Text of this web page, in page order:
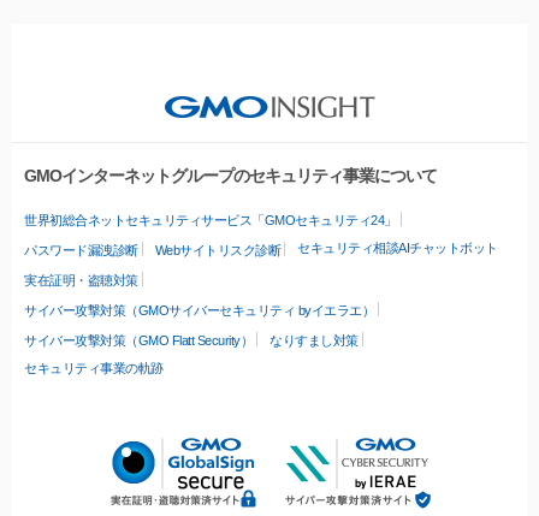
GMOインターネットグループのセキュリティ事業について
世界初総合ネットセキュリティサービス「GMOセキュリティ24」
パスワード漏洩診断 Webサイトリスク診断 セキュリティ相談AIチャットボット
実在証明・盗聴対策
サイバー攻撃対策（GMOサイバーセキュリティ byイエラエ）
サイバー攻撃対策（GMO Flatt Security）
なりすまし対策
セキュリティ事業の軌跡